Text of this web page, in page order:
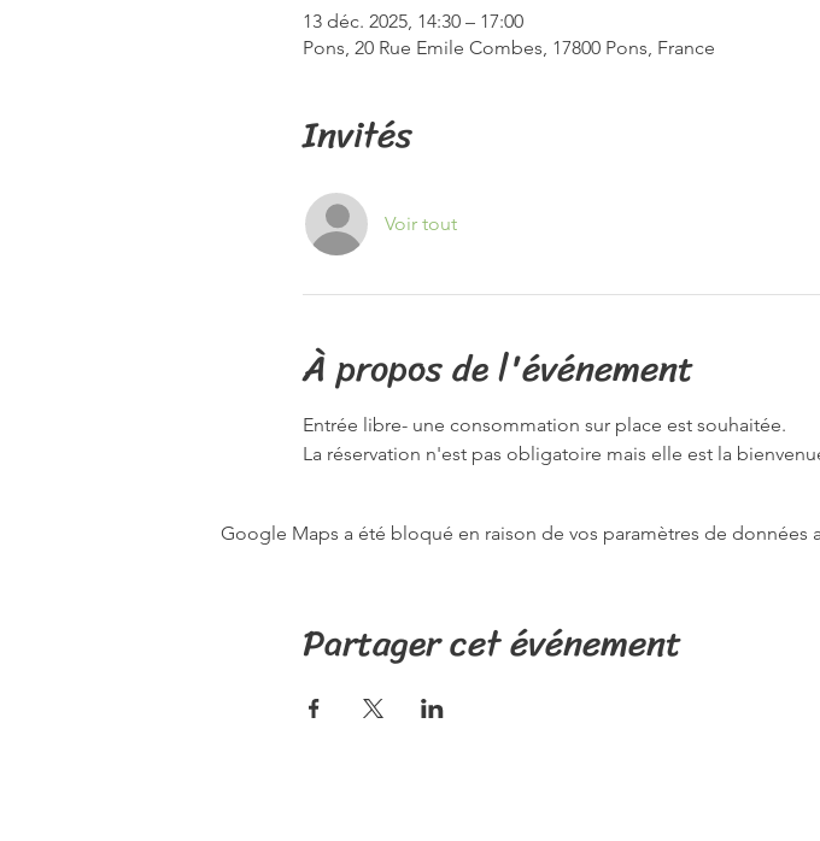
13 déc. 2025, 14:30 – 17:00
Pons, 20 Rue Emile Combes, 17800 Pons, France
Invités
Voir tout
À propos de l'événement
Entrée libre- une consommation sur place est souhaitée.
La réservation n'est pas obligatoire mais elle est la
Google Maps a été bloqué en raison de vos paramètres de
Partager cet événement